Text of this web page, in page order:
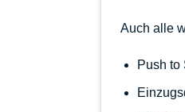
Auch alle
Push to